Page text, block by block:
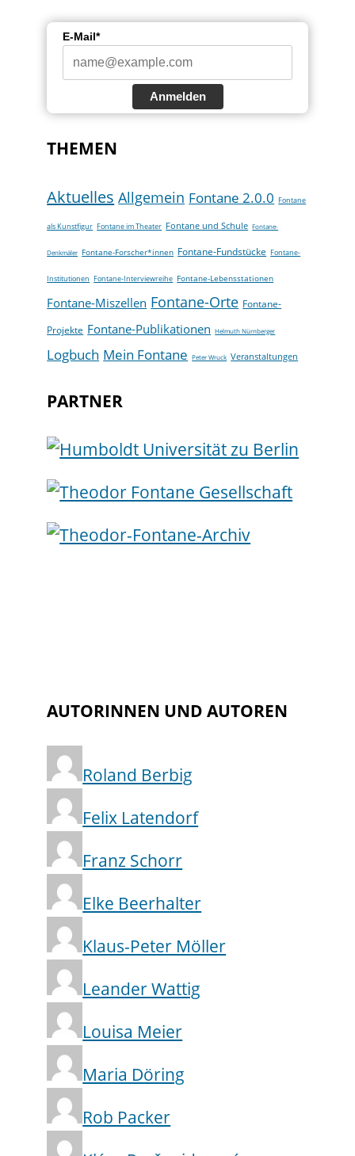
E-Mail*
Anmelden
THEMEN
Aktuelles Allgemein Fontane 2.0.0 Fontane
als Kunstfigur Fontane im Theater Fontane und Schule Fontane-
Denkmäler Fontane-Forscher*innen Fontane-Fundstücke Fontane-
Institutionen Fontane-Interviewreihe Fontane-Lebensstationen
Fontane-Miszellen Fontane-Orte Fontane-
Projekte Fontane-Publikationen Helmuth Nürnberger
Logbuch Mein Fontane Peter Wruck Veranstaltungen
PARTNER
AUTORINNEN UND AUTOREN
Roland Berbig
Felix Latendorf
Franz Schorr
Elke Beerhalter
Klaus-Peter Möller
Leander Wattig
Louisa Meier
Maria Döring
Rob Packer